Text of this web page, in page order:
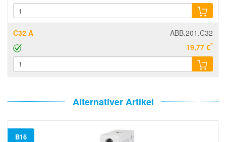
C32 A
ABB.201.C32
19,77 €*
Alternativer Artikel
B16